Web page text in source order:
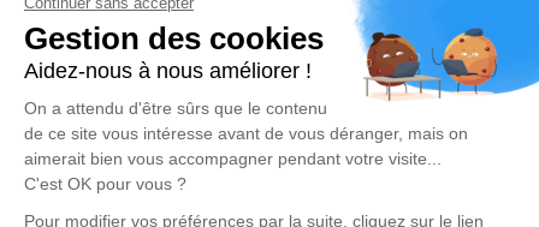
pf.marchand@gmail.com
47 Place du Marché - 71330 - Saint-Germain-du-Bois
4.8/5 - 27 avis
Nos Services
Organiser des obsèques
Marbrerie Funéraire
Services aux familles
Liens utiles
Avis de décès
Demande de rendez-vous en